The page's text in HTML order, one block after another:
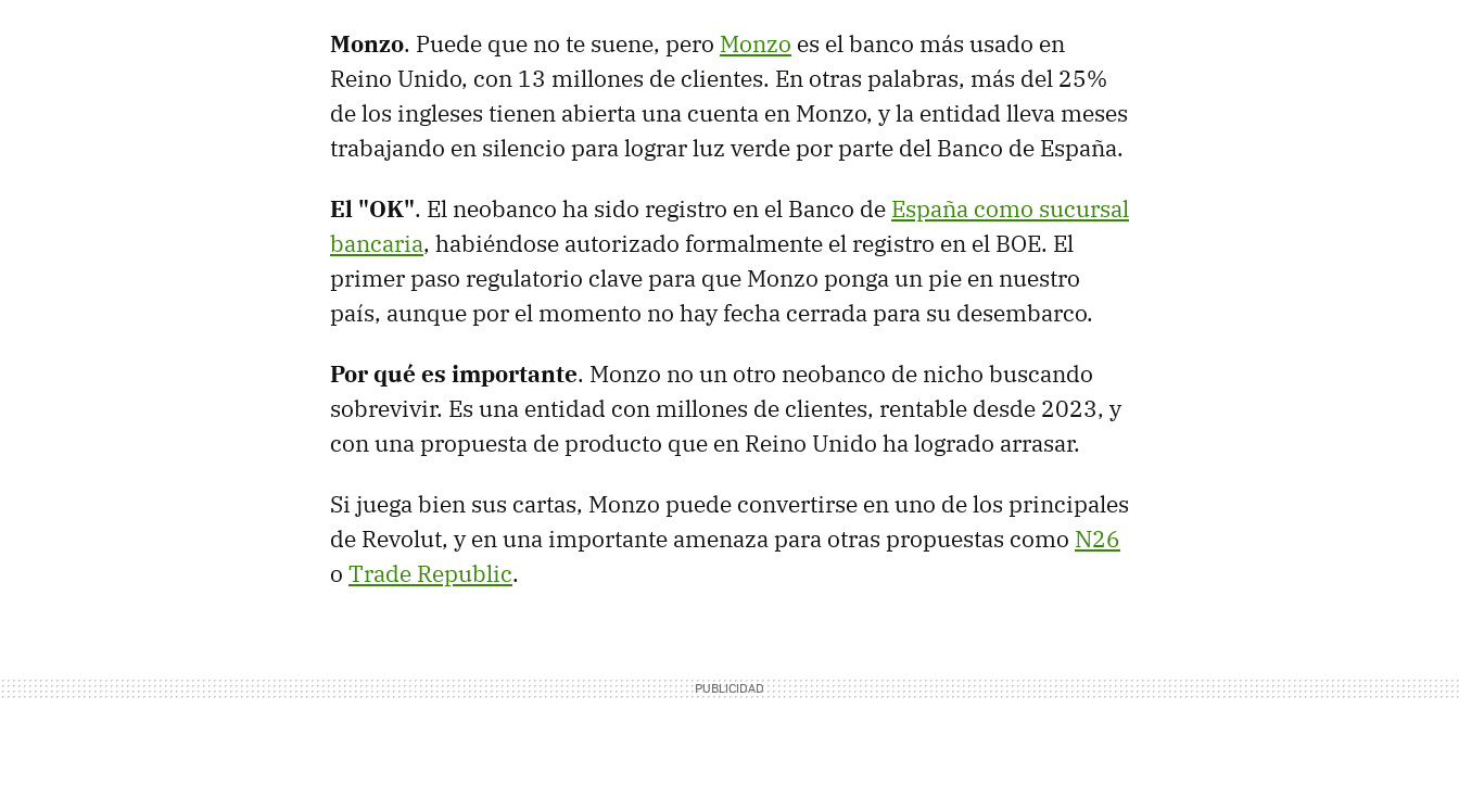
Monzo. Puede que no te suene, pero Monzo es el banco más usado en
Reino Unido, con 13 millones de clientes. En otras palabras, más del 25%
de los ingleses tienen abierta una cuenta en Monzo, y la entidad lleva meses
trabajando en silencio para lograr luz verde por parte del Banco de España.
El "OK". El neobanco ha sido registro en el Banco de España como sucursal
bancaria, habiéndose autorizado formalmente el registro en el BOE. El
primer paso regulatorio clave para que Monzo ponga un pie en nuestro
país, aunque por el momento no hay fecha cerrada para su desembarco.
Por qué es importante. Monzo no un otro neobanco de nicho buscando
sobrevivir. Es una entidad con millones de clientes, rentable desde 2023, y
con una propuesta de producto que en Reino Unido ha logrado arrasar.
Si juega bien sus cartas, Monzo puede convertirse en uno de los principales
de Revolut, y en una importante amenaza para otras propuestas como N26
o Trade Republic.